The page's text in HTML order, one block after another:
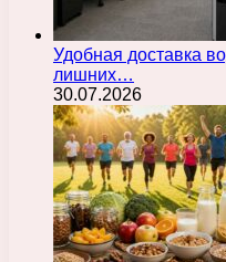
Удобная доставка
лишних…
30.07.2026